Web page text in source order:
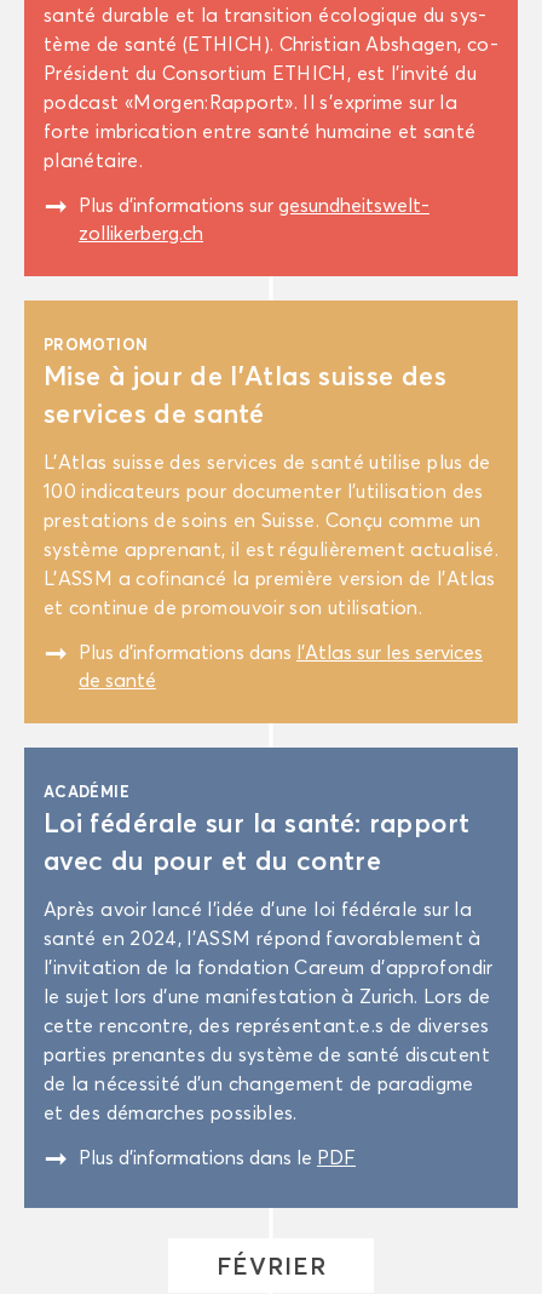
santé du­rable et la tran­si­tion éco­lo­gique du sys­
tème de santé (ETHICH). Chris­tian Ab­sha­gen, co-​
Président du Consor­tium ETHICH, est l’in­vi­té du
pod­cast «Mor­gen:Rap­port». Il s’ex­prime sur la
forte im­bri­ca­tion entre santé hu­maine et santé
pla­né­taire.
" Plus d’in­for­ma­tions sur gesundheitswelt-​
zollikerberg.ch
PRO­MO­TION
Mise à jour de l'At­las suisse des
ser­vices de santé
L'At­las suisse des ser­vices de santé uti­lise plus de
100 in­di­ca­teurs pour do­cu­men­ter l'uti­li­sa­tion des
pres­ta­tions de soins en Suisse. Conçu comme un
sys­tème ap­pre­nant, il est ré­gu­liè­re­ment ac­tua­li­sé.
L'ASSM a co­fi­nan­cé la pre­mière ver­sion de l'At­las
et conti­nue de pro­mou­voir son uti­li­sa­tion.
" Plus d’in­for­ma­tions dans l'At­las sur les ser­vices
de santé
ACA­DÉ­MIE
Loi fé­dé­rale sur la santé: rap­port
avec du pour et du contre
Après avoir lancé l’idée d'une loi fé­dé­rale sur la
santé en 2024, l'ASSM ré­pond fa­vo­ra­ble­ment à
l’in­vi­ta­tion de la fon­da­tion Ca­reum d’ap­pro­fon­dir
le sujet lors d’une ma­ni­fes­ta­tion à Zu­rich. Lors de
cette ren­contre, des re­pré­sen­tant.e.s de di­verses
par­ties pre­nantes du sys­tème de santé dis­cutent
de la né­ces­si­té d’un chan­ge­ment de pa­ra­digme
et des dé­marches pos­sibles.
" Plus d’in­for­ma­tions dans le PDF
FÉ­VRIER